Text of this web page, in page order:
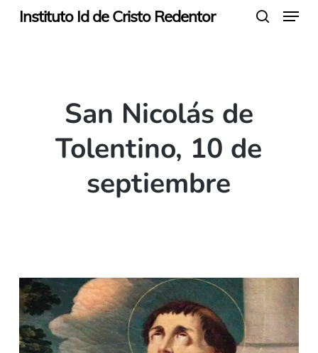
SkipInstituto Id de Cristo Redentor Menu
San Nicolás de
Tolentino, 10 de
septiembre